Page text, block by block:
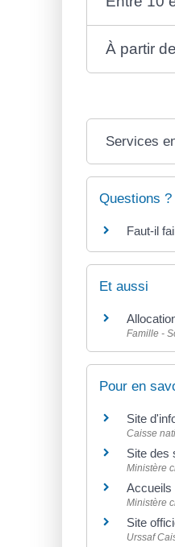
À partir
Services
Questions
Faut-il
Et aussi
Famille -
Pour en
Site
Caisse
Site des
Ministère
Accueils
Ministère
Site
Urssaf